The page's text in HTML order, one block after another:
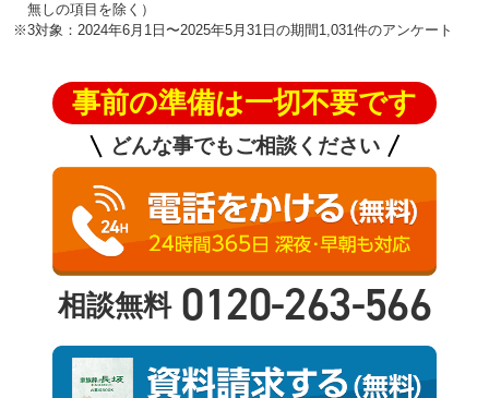
無しの項目を除く）
※3対象：2024年6月1日〜2025年5月31日の期間1,031件のアンケート
事前の準備は一切不要です
どんな事でもご相談ください
相談無料 0120-263-566